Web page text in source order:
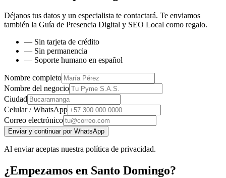
Déjanos tus datos y un especialista te contactará. Te enviamos
también la Guía de Presencia Digital y SEO Local como regalo.
— Sin tarjeta de crédito
— Sin permanencia
— Soporte humano en español
Nombre completo
Nombre del negocio
Ciudad
Celular / WhatsApp
Correo electrónico
Enviar y continuar por WhatsApp
Al enviar aceptas nuestra política de privacidad.
¿Empezamos en Santo Domingo?